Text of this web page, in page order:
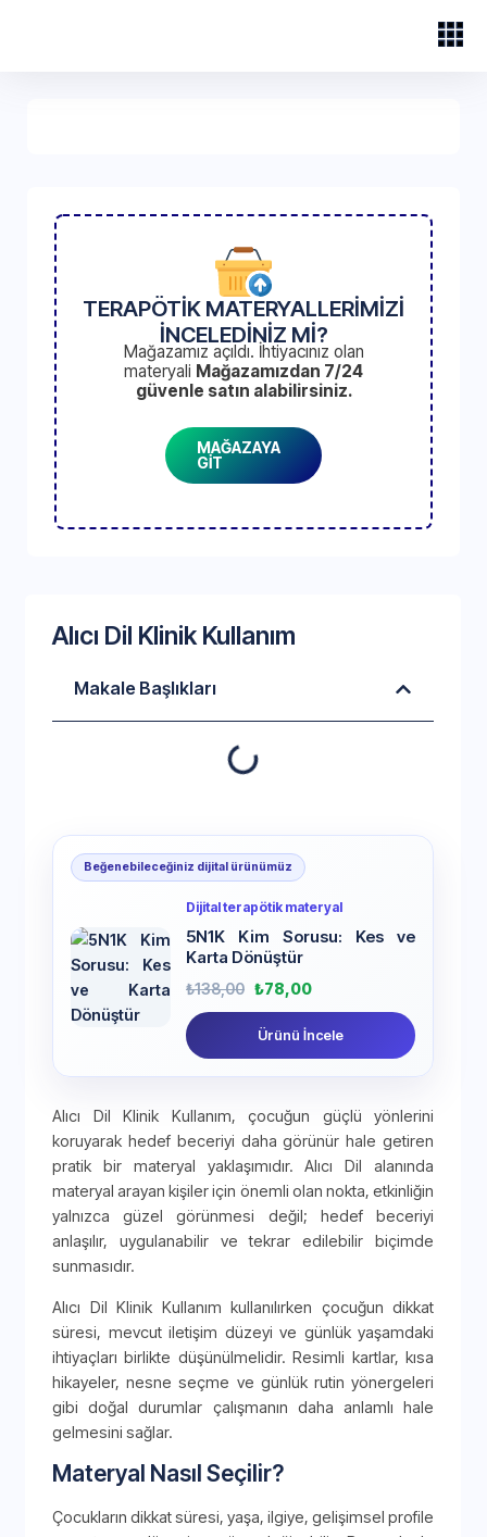
TERAPÖTİK MATERYALLERİMİZİ
İNCELEDİNİZ Mİ?
Mağazamız açıldı. İhtiyacınız olan
materyali Mağazamızdan 7/24
güvenle satın alabilirsiniz.
MAĞAZAYA
GİT
Alıcı Dil Klinik Kullanım
Makale Başlıkları
Beğenebileceğiniz dijital ürünümüz
Dijital terapötik materyal
5N1K Kim Sorusu: Kes ve
Karta Dönüştür
₺138,00 ₺78,00
Ürünü İncele
Alıcı Dil Klinik Kullanım, çocuğun güçlü yönlerini
koruyarak hedef beceriyi daha görünür hale getiren
pratik bir materyal yaklaşımıdır. Alıcı Dil alanında
materyal arayan kişiler için önemli olan nokta, etkinliğin
yalnızca güzel görünmesi değil; hedef beceriyi
anlaşılır, uygulanabilir ve tekrar edilebilir biçimde
sunmasıdır.
Alıcı Dil Klinik Kullanım kullanılırken çocuğun dikkat
süresi, mevcut iletişim düzeyi ve günlük yaşamdaki
ihtiyaçları birlikte düşünülmelidir. Resimli kartlar, kısa
hikayeler, nesne seçme ve günlük rutin yönergeleri
gibi doğal durumlar çalışmanın daha anlamlı hale
gelmesini sağlar.
Materyal Nasıl Seçilir?
Çocukların dikkat süresi, yaşa, ilgiye, gelişimsel profile